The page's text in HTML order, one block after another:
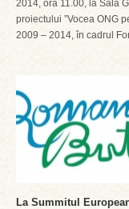
2014, ora 11.00, la Sala
proiectului ”Vocea ONG
2009 – 2014, în cadrul
La Summitul